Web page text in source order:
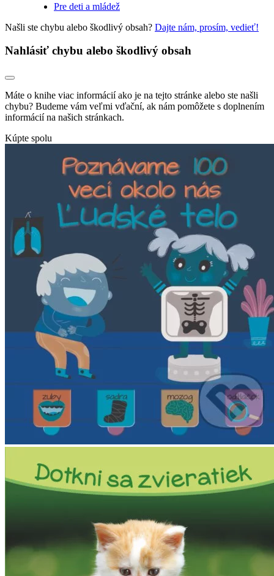
Pre deti a mládež
Našli ste chybu alebo škodlivý obsah? Dajte nám, prosím, vedieť!
Nahlásiť chybu alebo škodlivý obsah
Máte o knihe viac informácií ako je na tejto stránke alebo ste našli
chybu? Budeme vám veľmi vďační, ak nám pomôžete s doplnením
informácií na našich stránkach.
Kúpte spolu